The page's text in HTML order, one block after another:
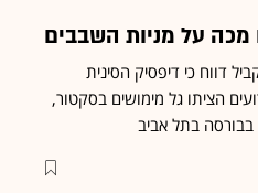
מכה על מניות השבבים
דווח כי דיפסיק הסינית
הציתו גל מימושים בסקטור,
בבורסה בתל אביב